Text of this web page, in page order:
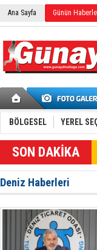
Ana Sayfa Günün
BÖLGESEL YEREL
SON DAKİKA
Deniz Haberleri